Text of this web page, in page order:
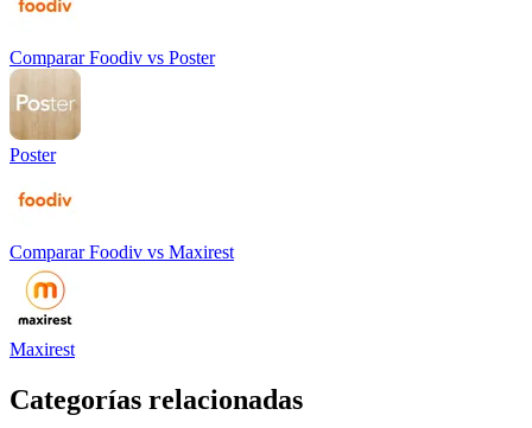
Comparar Foodiv vs Poster
Poster
Comparar Foodiv vs Maxirest
Maxirest
Categorías relacionadas